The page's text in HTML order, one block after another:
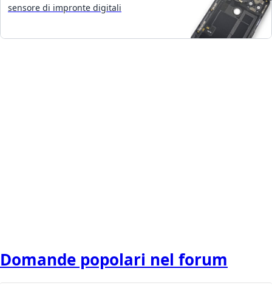
sensore di impronte digitali
Domande popolari nel forum